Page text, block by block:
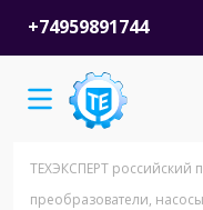
+74959891744
ТЕХЭКСПЕРТ российский
преобразователи,